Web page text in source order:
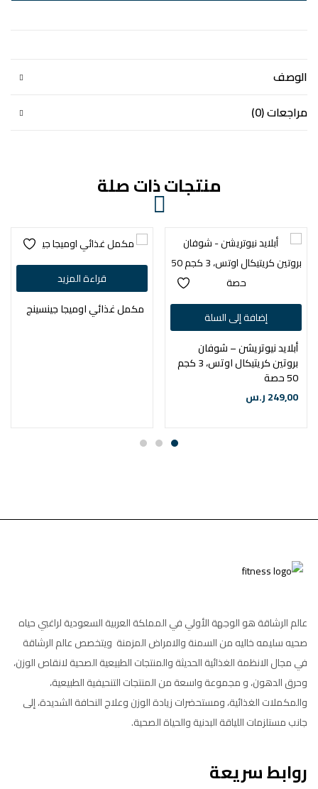
الوصف
مراجعات (0)
منتجات ذات صلة
إضافة إلى السلة
أبلايد نيوتريشن – شوفان
بروتين كريتيكال اوتس، 3 كجم
50 حصة
249,00ر.س
قراءة المزيد
مكمل غذائي اوميجا جينسينج
عالم الرشاقة هو الوجهة الأولي في المملكة العربية السعودية لراغبي حياه
صحيه سليمه خاليه من السمنة والامراض المزمنة ويتخصص عالم الرشاقة
في مجال الانظمة الغذائية الحديثة والمنتجات الطبيعية الصحية لانقاص الوزن،
وحرق الدهون، و مجموعة واسعة من المنتجات التنحيفية الطبيعية،
والمكملات الغذائية، ومستحضرات زيادة الوزن وعلاج النحافة الشديدة، إلى
جانب مستلزمات اللياقة البدنية والحياة الصحية.
روابط سريعة